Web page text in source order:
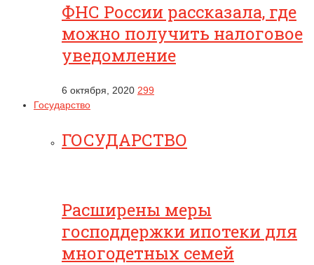
ФНС России рассказала, где
можно получить налоговое
уведомление
6 октября, 2020 299
Государство
ГОСУДАРСТВО
Расширены меры
господдержки ипотеки для
многодетных семей